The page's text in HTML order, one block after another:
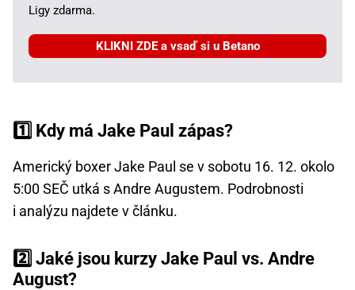
Ligy zdarma.
KLIKNI ZDE a vsaď si u Betano
1️⃣ Kdy má Jake Paul zápas?
Americký boxer Jake Paul se v sobotu 16. 12. okolo
5:00 SEČ utká s Andre Augustem. Podrobnosti
i analýzu najdete v článku.
2️⃣ Jaké jsou kurzy Jake Paul vs. Andre
August?